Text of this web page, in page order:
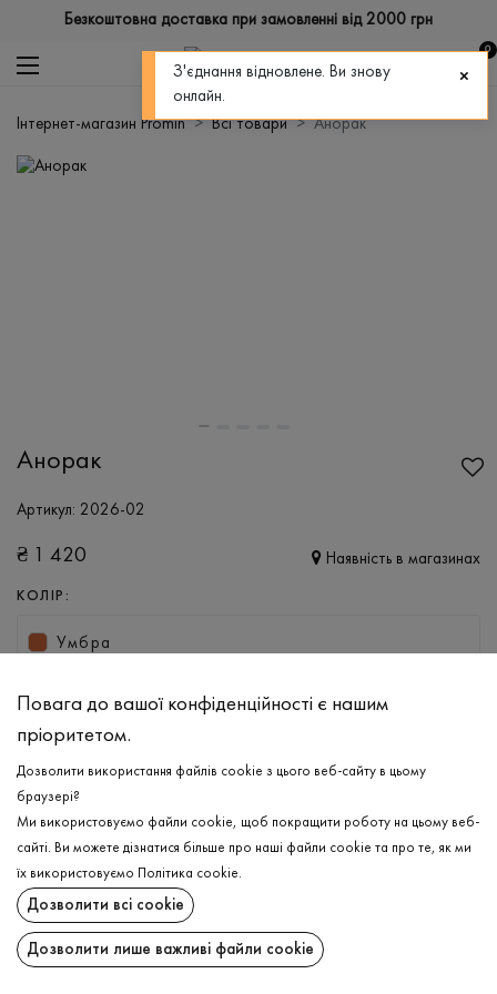
Безкоштовна доставка при замовленні від 2000 грн
0
Інтернет-магазин Promin Всі товари Анорак
Анорак
Артикул: 2026-02
₴ 1 420 Наявність в магазинах
КОЛІР:
Умбра
РОЗМІР
L XL
ДОДАТИ ДО КОШИКА
ОБЕРІТЬ РОЗМІР
Анорак
ДОДАТИ ДО КОШИКА
ОПИС
Повага до вашої конфіденційності є нашим
пріоритетом.
Дозволити використання файлів cookie з цього веб-сайту в цьому
браузері?
Ми використовуємо файли cookie, щоб покращити роботу на цьому веб-
сайті. Ви можете дізнатися більше про наші файли cookie та про те, як ми
їх використовуємо
Політика cookie.
Дозволити всі cookie
Дозволити лише важливі файли cookie
З'єднання відновлене. Ви знову
онлайн.